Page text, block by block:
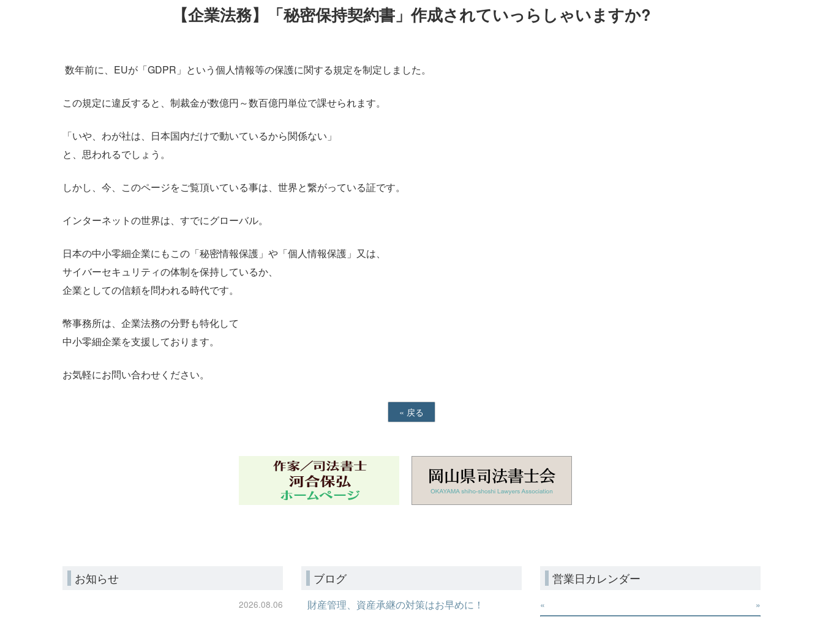
【企業法務】「秘密保持契約書」作成されていっらしゃいますか?
数年前に、EUが「GDPR」という個人情報等の保護に関する規定を制定しました。
この規定に違反すると、制裁金が数億円～数百億円単位で課せられます。
「いや、わが社は、日本国内だけで動いているから関係ない」
と、思われるでしょう。
しかし、今、このページをご覧頂いている事は、世界と繋がっている証です。
インターネットの世界は、すでにグローバル。
日本の中小零細企業にもこの「秘密情報保護」や「個人情報保護」又は、
サイバーセキュリティの体制を保持しているか、
企業としての信頼を問われる時代です。
幣事務所は、企業法務の分野も特化して
中小零細企業を支援しております。
お気軽にお問い合わせください。
« 戻る
お知らせ
2026.08.06
ブログ
財産管理、資産承継の対策はお早めに！
営業日カレンダー
« »